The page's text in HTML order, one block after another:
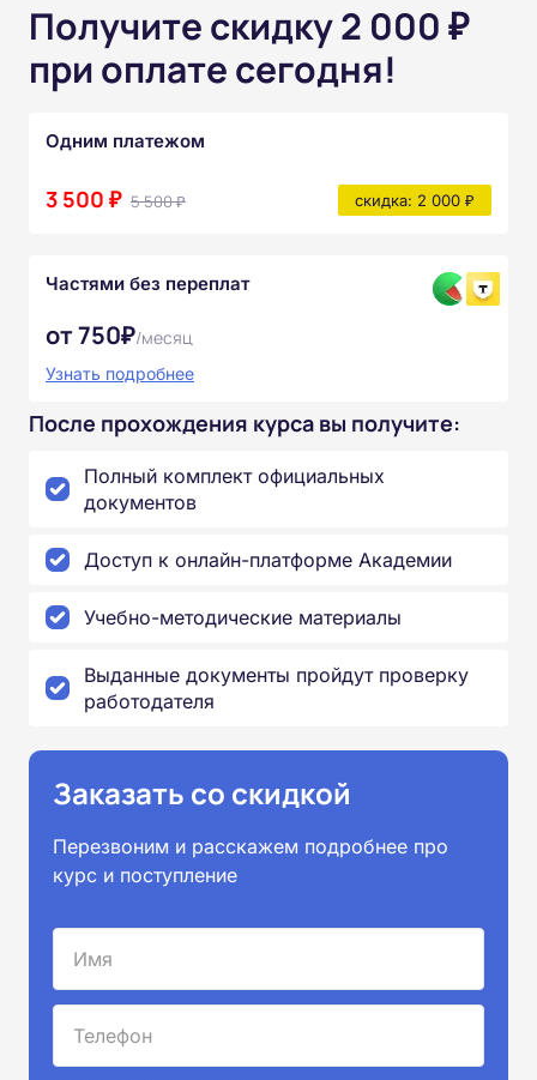
Получите скидку 2 000 ₽
при оплате сегодня!
Одним платежом
3 500 ₽ 5 500 ₽ скидка: 2 000 ₽
Частями без переплат
от 750₽/месяц
Узнать подробнее
После прохождения курса вы получите:
Полный комплект официальных
документов
Доступ к онлайн-платформе Академии
Учебно-методические материалы
Выданные документы пройдут проверку
работодателя
Заказать со скидкой
Перезвоним и расскажем подробнее про
курс и поступление